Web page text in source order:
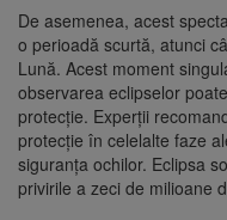
De asemenea, acest
o perioadă scurtă, atunci
Lună. Acest moment
observarea eclipselor
protecție. Experții
protecție în celelalte faze
siguranța ochilor. Eclipsa
privirile a zeci de milioane